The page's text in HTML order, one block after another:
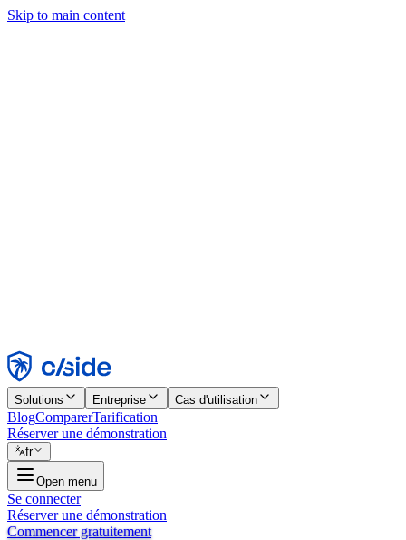
Skip to main content
Rejeter
Solutions Entreprise Cas d'utilisation
BlogComparerTarification
Réserver une démonstration
fr
Open menu
Se connecter
Réserver une démonstration
Commencer gratuitement